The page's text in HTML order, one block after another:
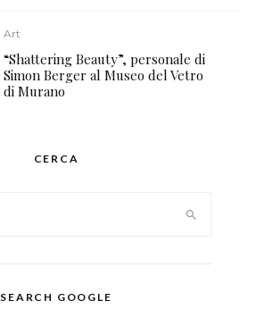
Art
“Shattering Beauty”, personale di
Simon Berger al Museo del Vetro
di Murano
CERCA
SEARCH GOOGLE